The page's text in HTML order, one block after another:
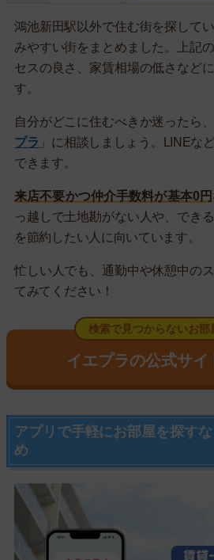
鴻池新田駅以外で住む街を探して
みやすい街をまとめました。上記
セスの良さ、家賃相場の低さなど
す。
自分がどこに住むべきか迷ったら
プラ 」に相談しましょう。LINEな
できます。
来店不要かつ仲介手数料が基本0円
っ越しで土地勘がない人や、でき
を節約したい人に向いています。
忙しい人でも、通勤中や休憩中の
てみてください！
検索で見つからないお部
イエプラの公式サイ
アプリで手軽にお部屋を探す
め